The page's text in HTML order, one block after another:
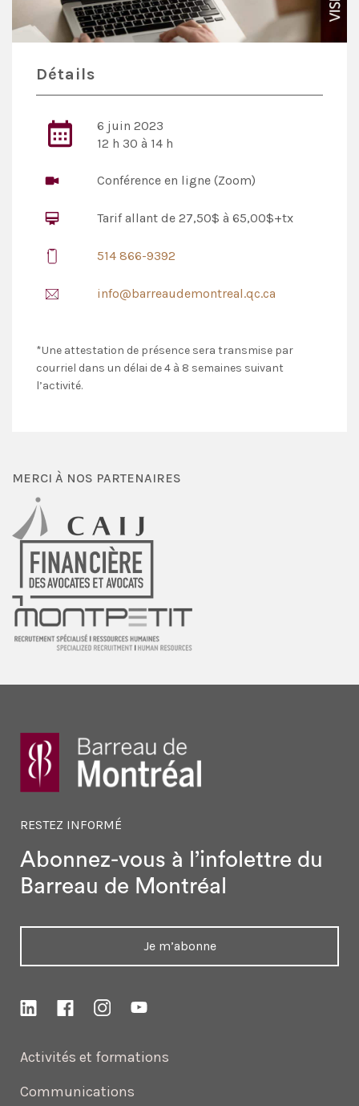
Détails
6 juin 2023
12 h 30 à 14 h
Conférence en ligne (Zoom)
Tarif allant de 27,50$ à 65,00$+tx
514 866-9392
info@barreaudemontreal.qc.ca
*Une attestation de présence sera transmise par
courriel dans un délai de 4 à 8 semaines suivant
l’activité.
MERCI À NOS PARTENAIRES
Activités et formations
Communications
RESTEZ INFORMÉ
Abonnez-vous à l’infolettre du
Barreau de Montréal
Je m’abonne